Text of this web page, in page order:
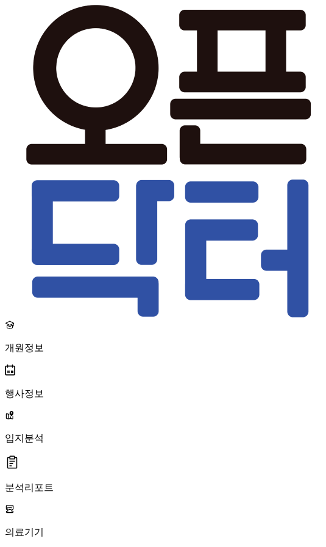
개원정보
행사정보
입지분석
분석리포트
의료기기